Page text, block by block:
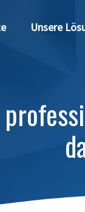
Unsere